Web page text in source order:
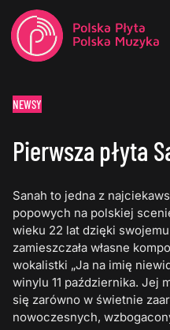
NEWSY
Pierwsza płyta
Sanah to jedna z
popowych na polskiej
wieku 22 lat dzięki
zamieszczała własne
wokalistki „Ja na imię
winylu 11 października. Jej
się zarówno w świetnie
nowoczesnych,